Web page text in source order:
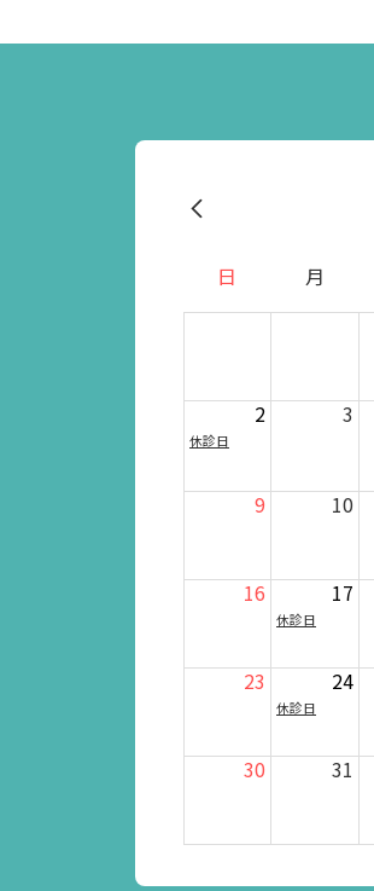
日 月
2
休診日
3
9 10
16 17
休診日
23 24
休診日
30 31